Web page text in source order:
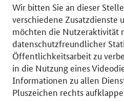
© 2026 Bundesministerium für
RSS
Benutzerhinweise
Impressum
Barrierefreiheit
Einwilligungsverwaltung
Wir bitten Sie an dieser
verschiedene Zusatzdienste
möchten die Nutzeraktivität
datenschutzfreundlicher
Öffentlichkeitsarbeit zu
in die Nutzung eines
Informationen zu allen
Pluszeichen rechts